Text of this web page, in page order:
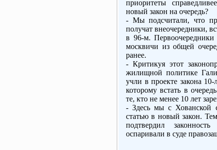
приоритеты
новый закон на очередь?
- Мы подсчитали, что
получат внеочередники,
в 96-м.
москвичи из общей
ранее.
- Критикуя этот
жилищной политике
учли в проекте закона
которому встать в
те, кто не менее 10 лет
- Здесь мы с Хованской
статью в новый закон.
подтвердил
оспаривали в суде